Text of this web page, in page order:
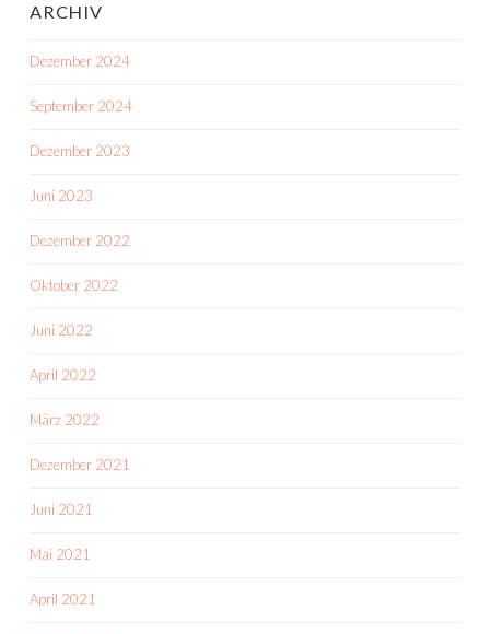
ARCHIV
Dezember 2024
September 2024
Dezember 2023
Juni 2023
Dezember 2022
Oktober 2022
Juni 2022
April 2022
März 2022
Dezember 2021
Juni 2021
Mai 2021
April 2021